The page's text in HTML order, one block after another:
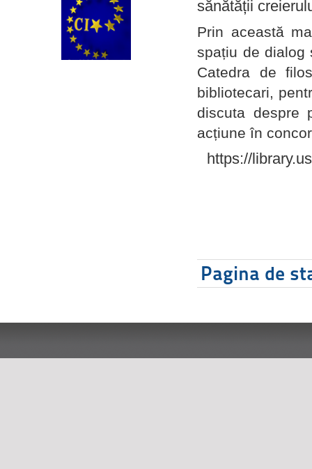
sănătății
Prin această
spațiu de dialog
Catedra de
bibliotecari,
discuta despre
acțiune în
https://
Pagina de